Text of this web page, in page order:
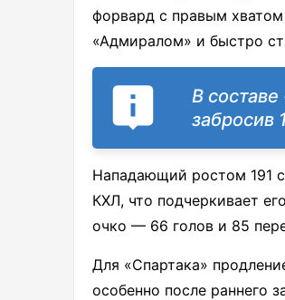
форвард с правым
«Адмиралом» и быстро
В
забросив
Нападающий ростом 191
КХЛ, что подчеркивает
очко — 66 голов и 85
Для «Спартака»
особенно после раннего